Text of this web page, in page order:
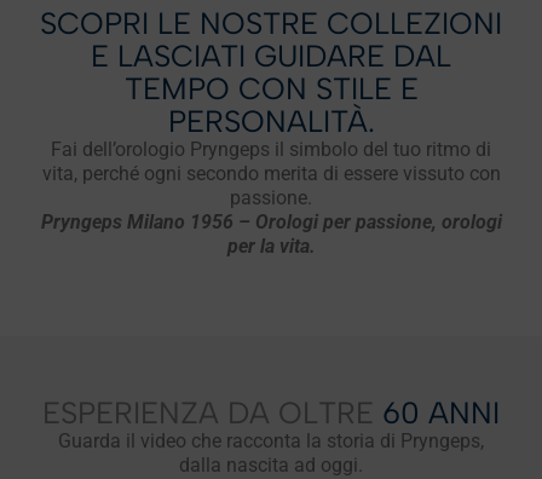
SCOPRI LE NOSTRE COLLEZIONI
E LASCIATI GUIDARE DAL
TEMPO CON STILE E
PERSONALITÀ.
Fai dell’orologio Pryngeps il simbolo del tuo ritmo di
vita, perché ogni secondo merita di essere vissuto con
passione.
Pryngeps Milano 1956 – Orologi per passione, orologi
per la vita.
ESPERIENZA DA OLTRE 60 ANNI
Guarda il video che racconta la storia di Pryngeps,
dalla nascita ad oggi.